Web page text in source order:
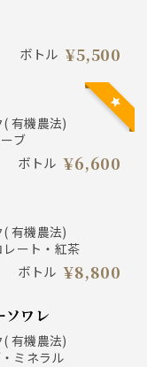
ボトル ¥5,500
有機農法)
ブ
ボトル ¥6,600
有機農法)
ート・紅茶
ボトル ¥8,800
ソワレ
有機農法)
ミネラル